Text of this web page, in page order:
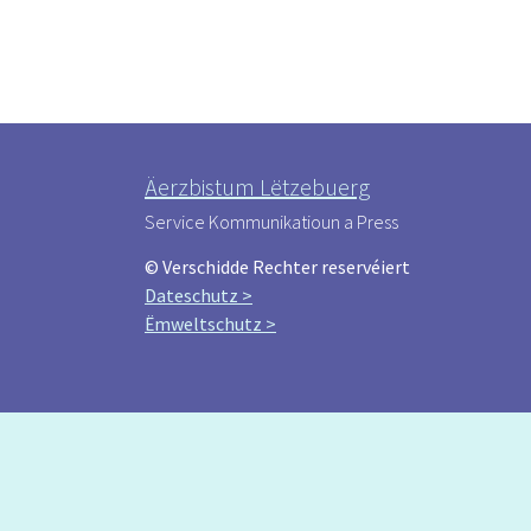
Äerzbistum Lëtzebuerg
Service Kommunikatioun a Press
© Verschidde Rechter reservéiert
Dateschutz >
Ëmweltschutz >